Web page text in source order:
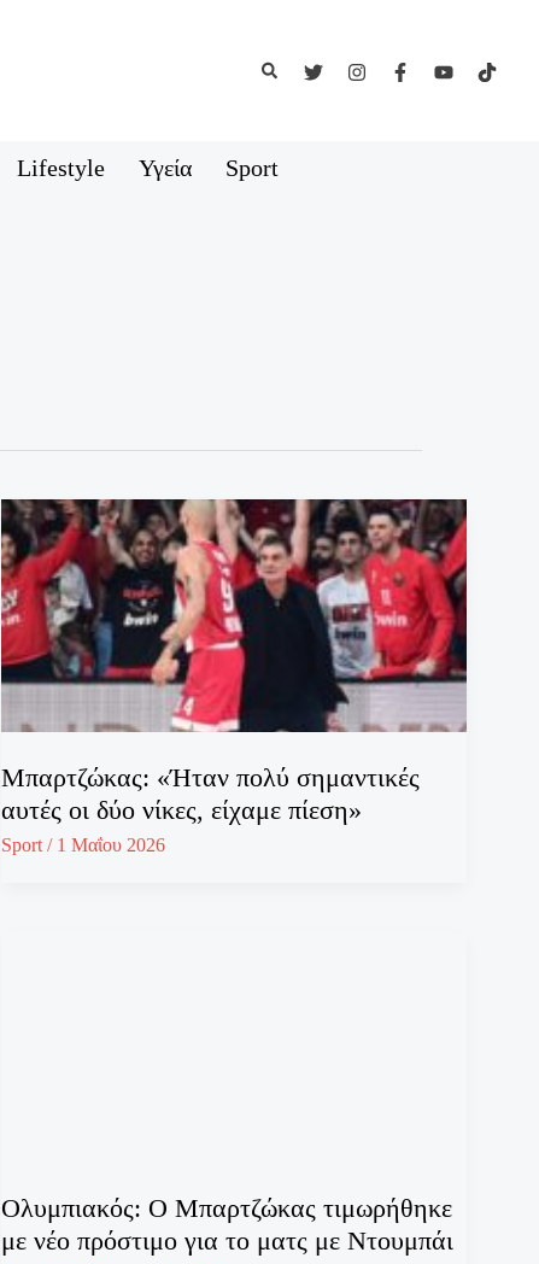
Αναζήτηση
Lifestyle Υγεία
Sport
Μπαρτζώκας: «Ήταν πολύ σημαντικές
αυτές οι δύο νίκες, είχαμε πίεση»
Sport/ 1 Μαΐου 2026
Ολυμπιακός: Ο Μπαρτζώκας τιμωρήθηκε
με νέο πρόστιμο για το ματς με Ντουμπάι